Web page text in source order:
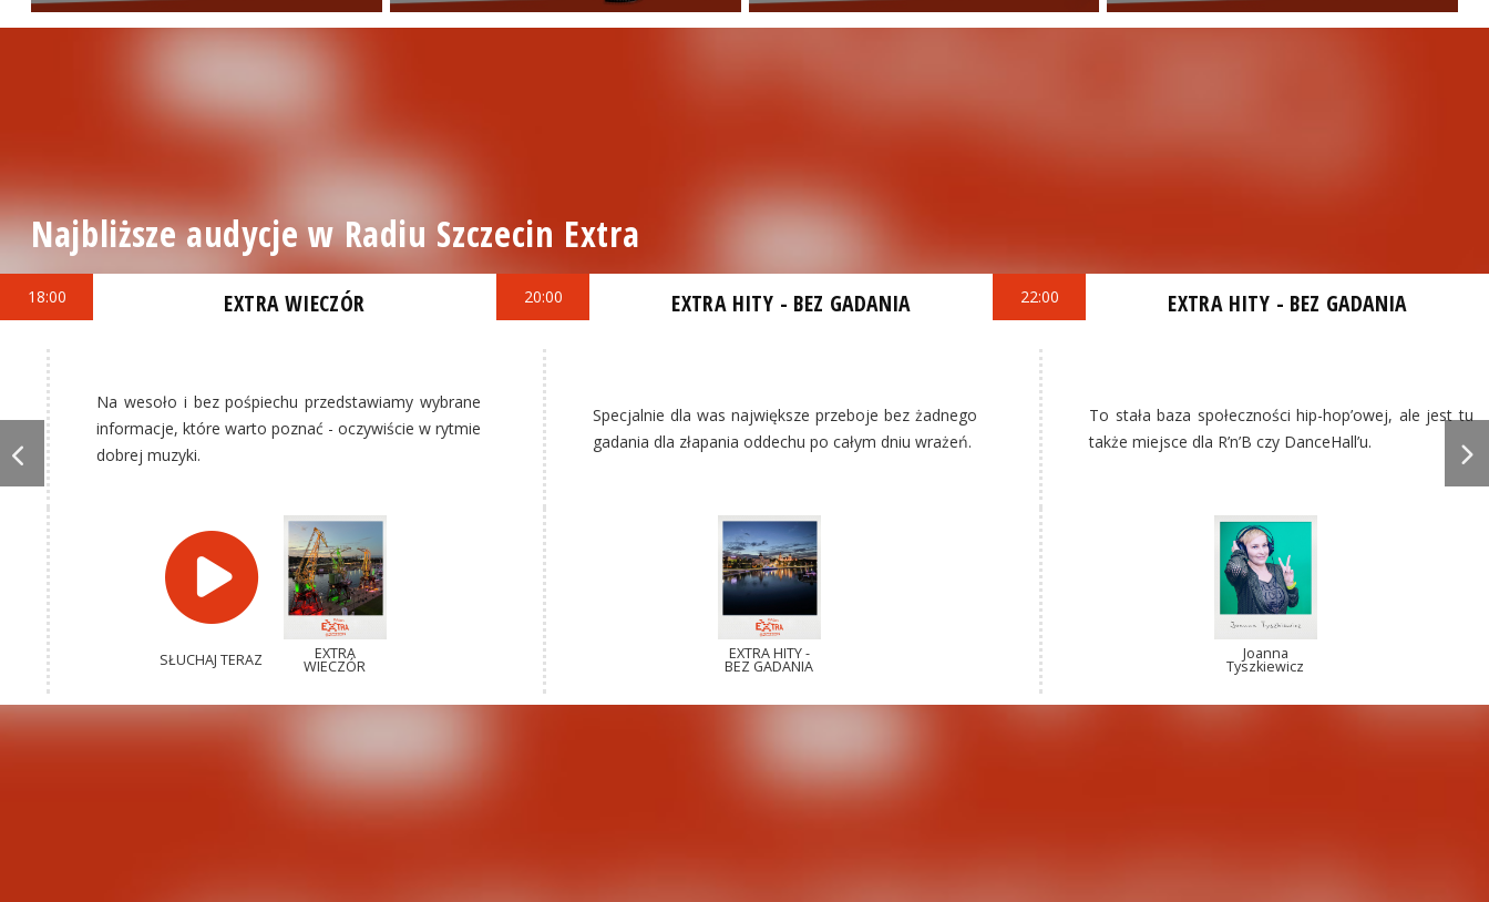
Najbliższe audycje w Radiu Szczecin Extra
18:00 EXTRA WIECZÓR
Na wesoło i bez pośpiechu przedstawiamy wybrane
informacje, które warto poznać - oczywiście w rytmie
dobrej muzyki.
SŁUCHAJ TERAZ EXTRA
WIECZÓR
20:00 EXTRA HITY - BEZ GADANIA
Specjalnie dla was największe przeboje bez żadnego
gadania dla złapania oddechu po całym dniu wrażeń.
EXTRA HITY -
BEZ GADANIA
22:00 EXTRA HITY - BEZ GADANIA
To stała baza społeczności hip-hop’owej, ale jest tu
także miejsce dla R’n’B czy DanceHall’u.
Joanna
Tyszkiewicz